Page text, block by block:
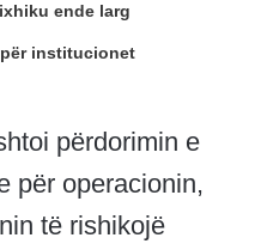
ende larg
institucionet
përdorimin e
për operacionin,
të rishikojë